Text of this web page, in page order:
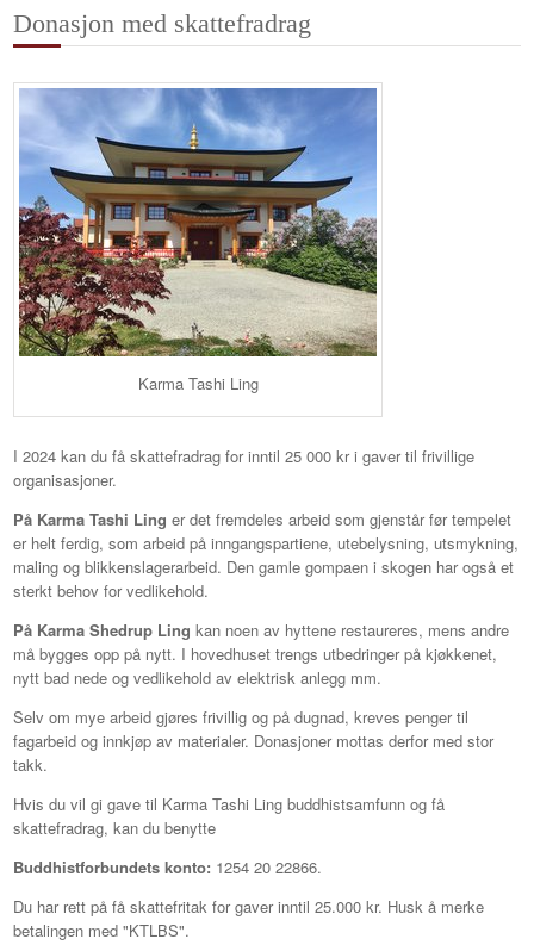
Donasjon med skattefradrag
Karma Tashi Ling
I 2024 kan du få skattefradrag for inntil 25 000 kr i gaver til frivillige
organisasjoner.
På Karma Tashi Ling er det fremdeles arbeid som gjenstår før tempelet
er helt ferdig, som arbeid på inngangspartiene, utebelysning, utsmykning,
maling og blikkenslagerarbeid. Den gamle gompaen i skogen har også et
sterkt behov for vedlikehold.
På Karma Shedrup Ling kan noen av hyttene restaureres, mens andre
må bygges opp på nytt. I hovedhuset trengs utbedringer på kjøkkenet,
nytt bad nede og vedlikehold av elektrisk anlegg mm.
Selv om mye arbeid gjøres frivillig og på dugnad, kreves penger til
fagarbeid og innkjøp av materialer. Donasjoner mottas derfor med stor
takk.
Hvis du vil gi gave til Karma Tashi Ling buddhistsamfunn og få
skattefradrag, kan du benytte
Buddhistforbundets konto: 1254 20 22866.
Du har rett på få skattefritak for gaver inntil 25.000 kr. Husk å merke
betalingen med "KTLBS".